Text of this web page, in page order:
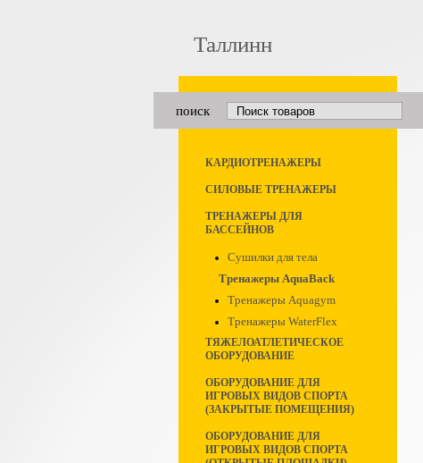
Таллинн
поиск
КАРДИОТРЕНАЖЕРЫ
СИЛОВЫЕ ТРЕНАЖЕРЫ
ТРЕНАЖЕРЫ ДЛЯ
БАССЕЙНОВ
Сушилки для тела
Тренажеры AquaBack
Тренажеры Aquagym
Тренажеры WaterFlex
ТЯЖЕЛОАТЛЕТИЧЕСКОЕ
ОБОРУДОВАНИЕ
ОБОРУДОВАНИЕ ДЛЯ
ИГРОВЫХ ВИДОВ СПОРТА
(ЗАКРЫТЫЕ ПОМЕЩЕНИЯ)
ОБОРУДОВАНИЕ ДЛЯ
ИГРОВЫХ ВИДОВ СПОРТА